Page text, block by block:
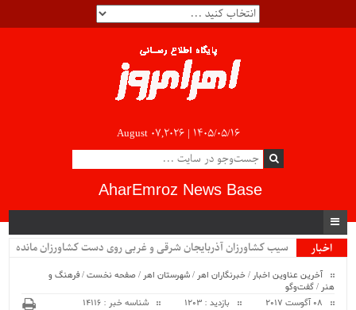
August 07,2026 | ۱۴۰۵/۰۵/۱۶
AharEmroz News Base
اخبار
سیب کشاورزان آذربایجان شرقی و غربی روی دست کشاورزان مانده
آخرین عناوین اخبار /خبرنگاران اهر /شهرستان اهر /صفحه نخست/فرهنگ و
هنر /گفت‌وگو
بازدید : 1203 شناسه خبر : 14116